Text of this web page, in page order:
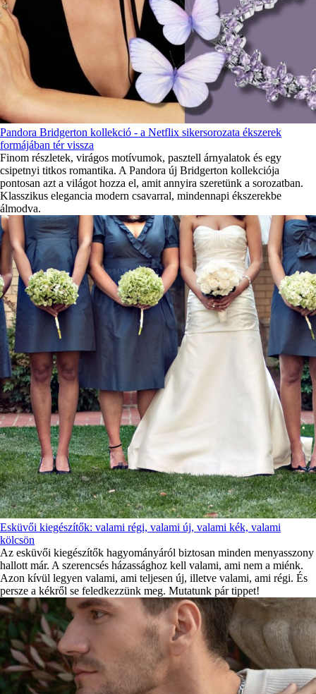
Pandora Bridgerton kollekció - a Netflix sikersorozata ékszerek
formájában tér vissza
Finom részletek, virágos motívumok, pasztell árnyalatok és egy
csipetnyi titkos romantika. A Pandora új Bridgerton kollekciója
pontosan azt a világot hozza el, amit annyira szeretünk a sorozatban.
Klasszikus elegancia modern csavarral, mindennapi ékszerekbe
álmodva.
Esküvői kiegészítők: valami régi, valami új, valami kék, valami
kölcsön
Az esküvői kiegészítők hagyományáról biztosan minden menyasszony
hallott már. A szerencsés házassághoz kell valami, ami nem a miénk.
Azon kívül legyen valami, ami teljesen új, illetve valami, ami régi. És
persze a kékről se feledkezzünk meg. Mutatunk pár tippet!